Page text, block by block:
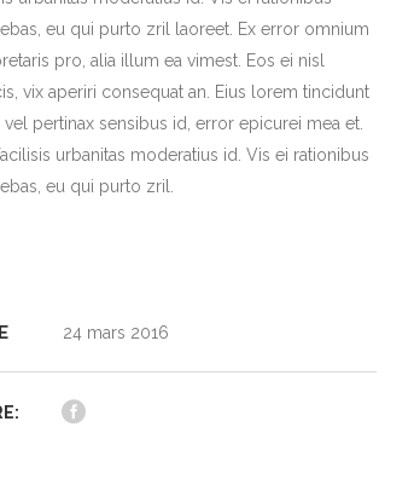
eu qui purto zril laoreet. Ex error omnium
pro, alia illum ea vimest. Eos ei nisl
vix aperiri consequat an. Eius lorem tincidunt
vel pertinax sensibus id, error epicurei mea et.
urbanitas moderatius id. Vis ei rationibus
eu qui purto zril.
24 mars 2016